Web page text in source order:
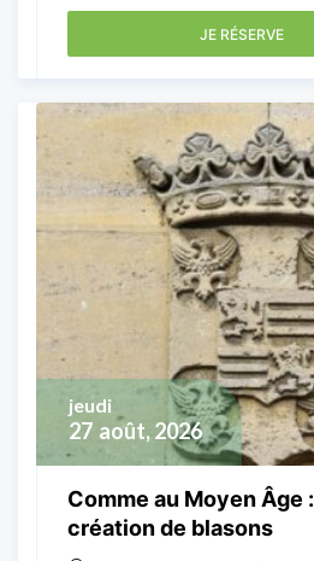
JE RÉSERVE
27 août, 2026
jeudi
Comme au Moyen Âge
création de blasons